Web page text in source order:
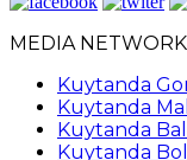
MEDIA NETWORK
Kuytanda
Kuytanda
Kuytanda
Kuytanda